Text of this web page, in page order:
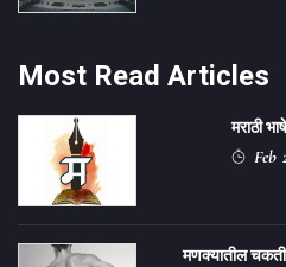
Most Read Articles
मराठी
Feb
मणक्यातील